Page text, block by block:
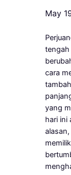
May
cara
yang
hari ini